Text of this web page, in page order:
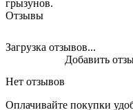
грызунов.
Отзывы
Загрузка отзывов...
Нет отзывов
Добавить
Оплачивайте покупки